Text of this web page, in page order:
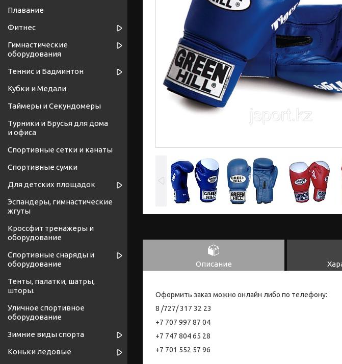
Описание
Оформить заказ можно онлайн либо по телефону:
8 /727/ 317 32 23
+7 707 997 87 04
+7 747 804 65 28
+7 701 552 57 96
Плавание
Фитнес
Гимнастические
оборудования
Теннис и Бадминтон
Кубки и Медали
Таймеры и Секундомеры
Турники и Брусья для дома
и офиса
Спортивные cетки и канаты
Спортивные сумки
Для детских площадок
Эспандеры, гимнастические
жгуты
Кроссфит тренажеры и
оборудование
Спортивные снаряды и
оборудование
Тенты, палатки, шатры,
шторы.
Уличное спортивное
оборудование
Зимние виды спорта
Коньки ледовые